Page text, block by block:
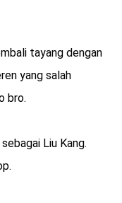
tayang dengan
yang salah
bro.
Liu Kang.